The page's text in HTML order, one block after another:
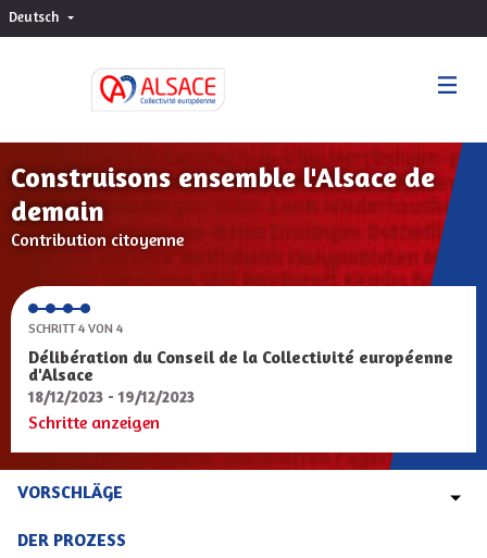
Deutsch Choisir la langue
Construisons ensemble l'Alsace de
demain
Contribution citoyenne
SCHRITT 4 VON 4
Délibération du Conseil de la Collectivité européenne
d'Alsace
18/12/2023 - 19/12/2023
Schritte anzeigen
VORSCHLÄGE
DER PROZESS